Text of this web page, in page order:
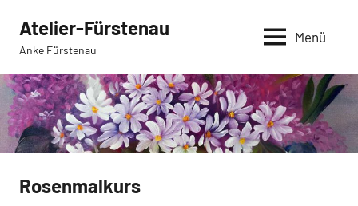
Inhalt
springen
Atelier-Fürstenau
Anke Fürstenau
Menü
Rosenmalkurs